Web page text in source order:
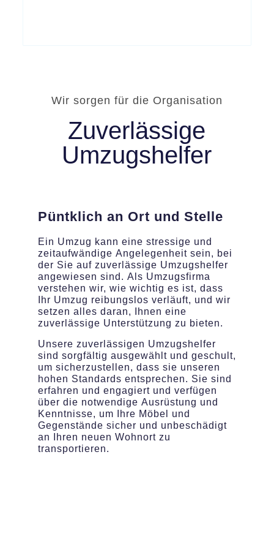
Wir sorgen für die Organisation
Zuverlässige
Umzugshelfer
Püntklich an Ort und Stelle
Ein Umzug kann eine stressige und
zeitaufwändige Angelegenheit sein, bei
der Sie auf zuverlässige Umzugshelfer
angewiesen sind. Als Umzugsfirma
verstehen wir, wie wichtig es ist, dass
Ihr Umzug reibungslos verläuft, und wir
setzen alles daran, Ihnen eine
zuverlässige Unterstützung zu bieten.
Unsere zuverlässigen Umzugshelfer
sind sorgfältig ausgewählt und geschult,
um sicherzustellen, dass sie unseren
hohen Standards entsprechen. Sie sind
erfahren und engagiert und verfügen
über die notwendige Ausrüstung und
Kenntnisse, um Ihre Möbel und
Gegenstände sicher und unbeschädigt
an Ihren neuen Wohnort zu
transportieren.